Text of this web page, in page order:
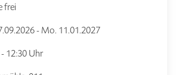
frei
- Mo. 11.01.2027
12:30 Uhr